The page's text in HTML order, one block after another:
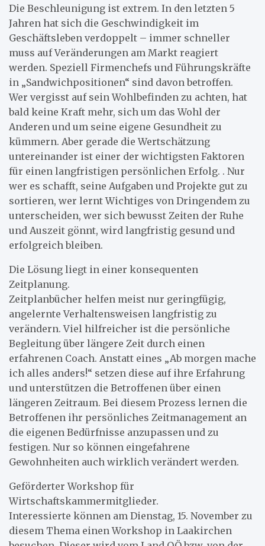
Die Beschleunigung ist extrem. In den letzten 5
Jahren hat sich die Geschwindigkeit im
Geschäftsleben verdoppelt – immer schneller
muss auf Veränderungen am Markt reagiert
werden. Speziell Firmenchefs und Führungskräfte
in „Sandwichpositionen“ sind davon betroffen.
Wer vergisst auf sein Wohlbefinden zu achten, hat
bald keine Kraft mehr, sich um das Wohl der
Anderen und um seine eigene Gesundheit zu
kümmern. Aber gerade die Wertschätzung
untereinander ist einer der wichtigsten Faktoren
für einen langfristigen persönlichen Erfolg. . Nur
wer es schafft, seine Aufgaben und Projekte gut zu
sortieren, wer lernt Wichtiges von Dringendem zu
unterscheiden, wer sich bewusst Zeiten der Ruhe
und Auszeit gönnt, wird langfristig gesund und
erfolgreich bleiben.
Die Lösung liegt in einer konsequenten
Zeitplanung.
Zeitplanbücher helfen meist nur geringfügig,
angelernte Verhaltensweisen langfristig zu
verändern. Viel hilfreicher ist die persönliche
Begleitung über längere Zeit durch einen
erfahrenen Coach. Anstatt eines „Ab morgen mache
ich alles anders!“ setzen diese auf ihre Erfahrung
und unterstützen die Betroffenen über einen
längeren Zeitraum. Bei diesem Prozess lernen die
Betroffenen ihr persönliches Zeitmanagement an
die eigenen Bedürfnisse anzupassen und zu
festigen. Nur so können eingefahrene
Gewohnheiten auch wirklich verändert werden.
Geförderter Workshop für
Wirtschaftskammermitglieder.
Interessierte können am Dienstag, 15. November zu
diesem Thema einen Workshop in Laakirchen